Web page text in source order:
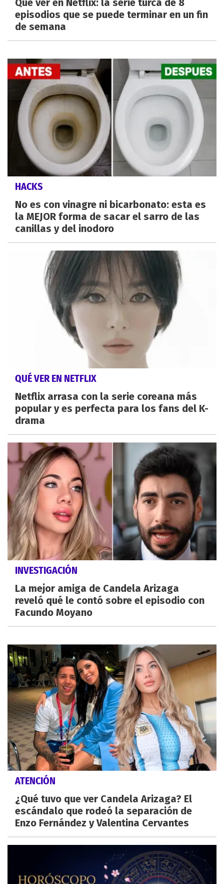
episodios que se puede terminar en un fin
de semana
HACKS
No es con vinagre ni bicarbonato: esta es
la MEJOR forma de sacar el sarro de las
canillas y del inodoro
QUÉ VER EN NETFLIX
Netflix arrasa con la serie coreana más
popular y es perfecta para los fans del K-
drama
INVESTIGACIÓN
La mejor amiga de Candela Arizaga
reveló qué le contó sobre el episodio con
Facundo Moyano
ATENCIÓN
¿Qué tuvo que ver Candela Arizaga? El
escándalo que rodeó la separación de
Enzo Fernández y Valentina Cervantes